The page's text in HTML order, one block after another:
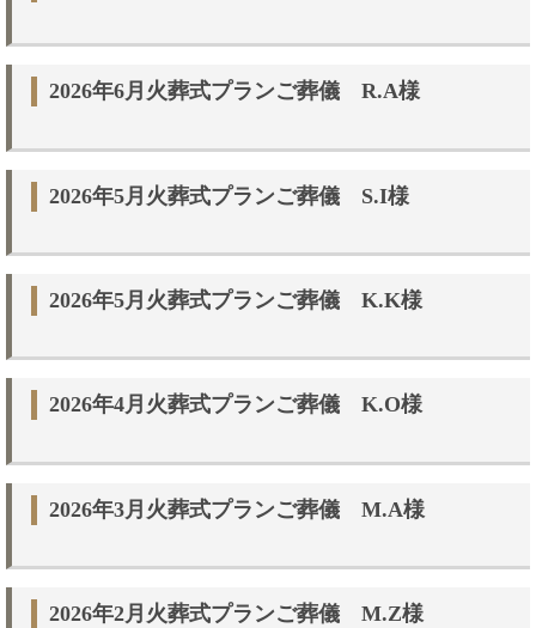
2026年6月火葬式プランご葬儀 R.A様
2026年5月火葬式プランご葬儀 S.I様
2026年5月火葬式プランご葬儀 K.K様
2026年4月火葬式プランご葬儀 K.O様
2026年3月火葬式プランご葬儀 M.A様
2026年2月火葬式プランご葬儀 M.Z様